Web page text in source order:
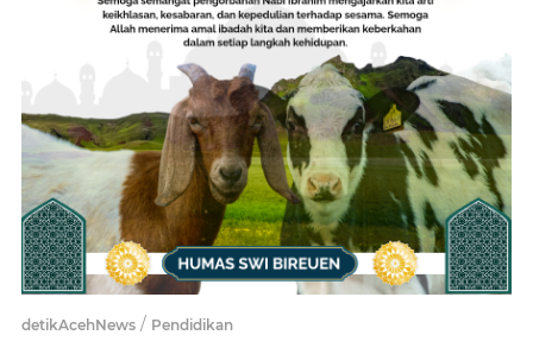
detikAcehNews / Pendidikan